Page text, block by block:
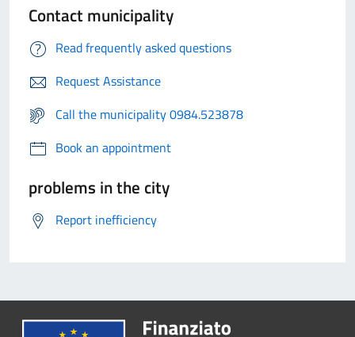
Contact municipality
Read frequently asked questions
Request Assistance
Call the municipality 0984.523878
Book an appointment
problems in the city
Report inefficiency